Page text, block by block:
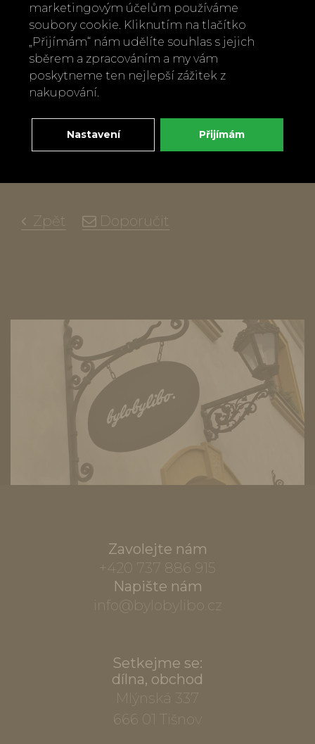
cm, výška i s ramenním popruhem cca
60 cm, dno cca 13 cm
Uvnitř kabelky je prostorná kapsa na
zip připevněné stříbrným řetízkem,
reliéfní logo Sarah and Sally
Materiál: 100% pravá kůže - měkký
Zpět Doporučit
Zavolejte nám
+420 737 886 915
Napište nám
info@bylobylibo.cz
Setkejme se:
dílna, obchod
Mlýnská 337
666 01 Tišnov
marketingovým účelům používáme
soubory cookie. Kliknutím na tlačítko
„Přijímám“ nám udělíte souhlas s jejich
sběrem a zpracováním a my vám
poskytneme ten nejlepší zážitek z
nakupování.
Nastavení Přijímám